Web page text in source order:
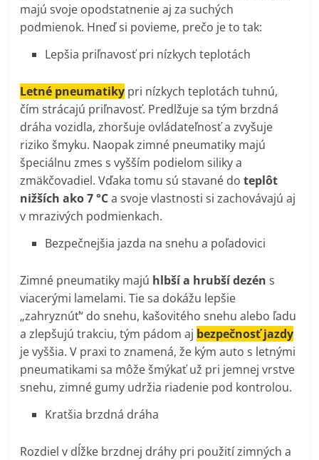
majú svoje opodstatnenie aj za suchých
podmienok. Hneď si povieme, prečo je to tak:
Lepšia priľnavosť pri nízkych teplotách
Letné pneumatiky pri nízkych teplotách tuhnú,
čím strácajú priľnavosť. Predlžuje sa tým brzdná
dráha vozidla, zhoršuje ovládateľnosť a zvyšuje
riziko šmyku. Naopak zimné pneumatiky majú
špeciálnu zmes s vyšším podielom siliky a
zmäkčovadiel. Vďaka tomu sú stavané do teplôt
nižších ako 7 °Ca svoje vlastnosti si zachovávajú aj
v mrazivých podmienkach.
Bezpečnejšia jazda na snehu a poľadovici
Zimné pneumatiky majú hlbší a hrubší dezéns
viacerými lamelami. Tie sa dokážu lepšie
„zahryznúť“ do snehu, kašovitého snehu alebo ľadu
a zlepšujú trakciu, tým pádom aj bezpečnosť jazdy
je vyššia. V praxi to znamená, že kým auto s letnými
pneumatikami sa môže šmýkať už pri jemnej vrstve
snehu, zimné gumy udržia riadenie pod kontrolou.
Kratšia brzdná dráha
Rozdiel v dĺžke brzdnej dráhy pri použití zimných a